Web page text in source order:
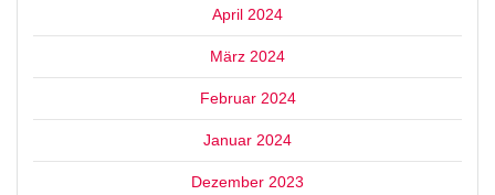
April 2024
März 2024
Februar 2024
Januar 2024
Dezember 2023